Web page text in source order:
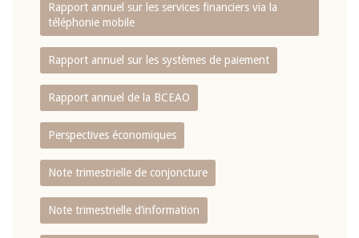
Rapport annuel sur les services financiers via la
téléphonie mobile
Rapport annuel sur les systèmes de paiement
Rapport annuel de la BCEAO
Perspectives économiques
Note trimestrielle de conjoncture
Note trimestrielle d‘information